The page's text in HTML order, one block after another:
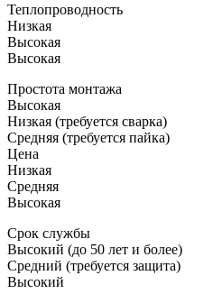
Теплопроводность
Низкая
Высокая
Высокая
Простота монтажа
Высокая
Низкая (требуется сварка)
Средняя (требуется пайка)
Цена
Низкая
Средняя
Высокая
Срок службы
Высокий (до 50 лет и более)
Средний (требуется защита)
Высокий